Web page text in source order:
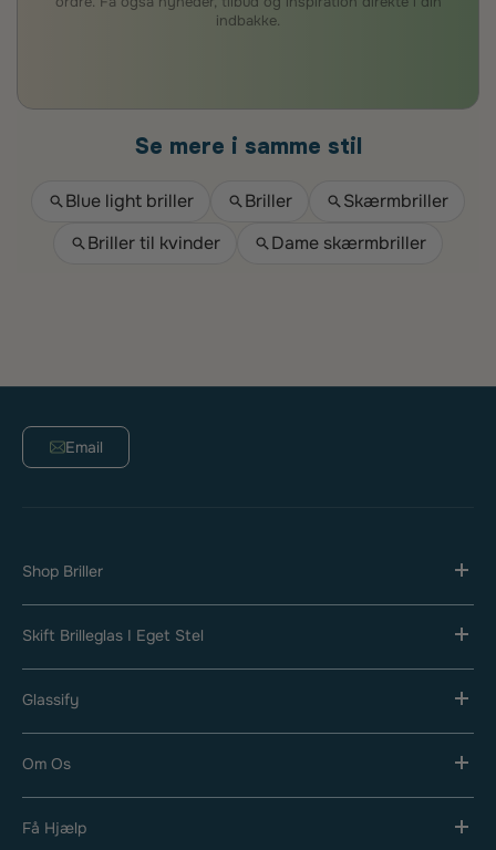
indbakke.
Se mere i samme stil
Blue light briller Briller
Skærmbriller
Briller til kvinder
Dame skærmbriller
Email
Shop Briller
Skift Brilleglas I Eget Stel
Glassify
Om Os
Få Hjælp